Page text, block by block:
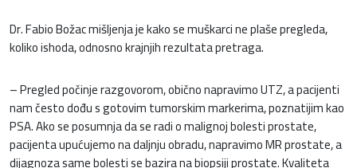
Dr. Fabio Božac mišljenja je kako se muškarci ne plaše pregleda,
koliko ishoda, odnosno krajnjih rezultata pretraga.
– Pregled počinje razgovorom, obično napravimo UTZ, a pacijenti
nam često dođu s gotovim tumorskim markerima, poznatijim kao
PSA. Ako se posumnja da se radi o malignoj bolesti prostate,
pacijenta upućujemo na daljnju obradu, napravimo MR prostate, a
dijagnoza same bolesti se bazira na biopsiji prostate. Kvaliteta